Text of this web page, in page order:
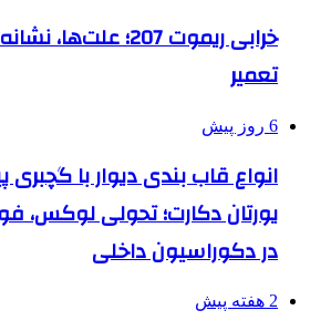
خرابی ریموت 207؛
تعمیر
6 روز پیش
انواع قاب بندی دیوار با
یورتان دکارت؛ تحولی لوکس،
در دکوراسیون داخلی
2 هفته پیش